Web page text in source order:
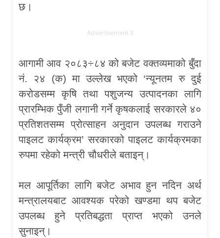
छ।
Advertisement 3
आगामी आव २०८३÷८४ को बजेट वक्तव्यमाको बुँदा
नं. २४ (क) मा उल्लेख भएको ‘न्यूनतम रु दुई
करोडसम्म कृषि तथा पशुजन्य उत्पादनका लागि
प्रारम्भिक पुँजी लगानी गर्ने कृषकलाई सरकारले ४०
प्रतिशतसम्म प्रोत्साहन अनुदान उपलब्ध गराउने
पाइलट कार्यक्रम’ सरकारको पाइलट कार्यक्रमका
रुपमा रहेको मन्त्री चौधरीले बताइन्।
मल आपूर्तिका लागि बजेट अभाव हुन नदिन अर्थ
मन्त्रालयबाट आवश्यक परेको खण्डमा थप बजेट
उपलब्ध हुने प्रतिबद्धता प्राप्त भएको उनले
सुनाइन्।